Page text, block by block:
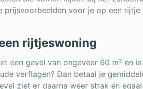
prijsvoorbeelden voor je op een rijtje
rijtjeswoning
een gevel van ongeveer 60 m² en
verflagen? Dan betaal je
ziet er daarna weer strak en